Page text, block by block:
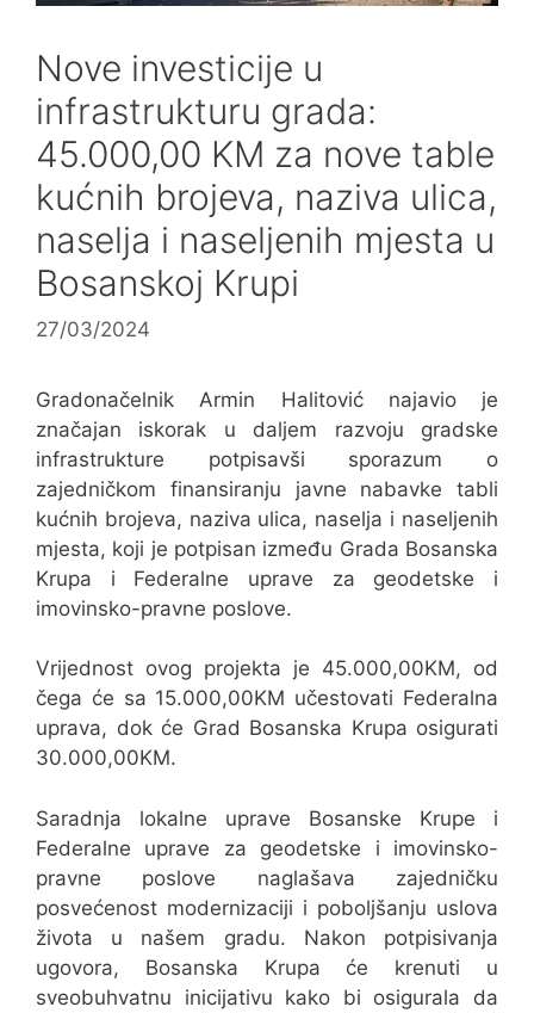
Nove investicije u
infrastrukturu grada:
45.000,00 KM za nove table
kućnih brojeva, naziva ulica,
naselja i naseljenih mjesta u
Bosanskoj Krupi
27/03/2024
Gradonačelnik Armin Halitović najavio je
značajan iskorak u daljem razvoju gradske
infrastrukture potpisavši sporazum o
zajedničkom finansiranju javne nabavke tabli
kućnih brojeva, naziva ulica, naselja i naseljenih
mjesta, koji je potpisan između Grada Bosanska
Krupa i Federalne uprave za geodetske i
imovinsko-pravne poslove.
Vrijednost ovog projekta je 45.000,00KM, od
čega će sa 15.000,00KM učestovati Federalna
uprava, dok će Grad Bosanska Krupa osigurati
30.000,00KM.
Saradnja lokalne uprave Bosanske Krupe i
Federalne uprave za geodetske i imovinsko-
pravne poslove naglašava zajedničku
posvećenost modernizaciji i poboljšanju uslova
života u našem gradu. Nakon potpisivanja
ugovora, Bosanska Krupa će krenuti u
sveobuhvatnu inicijativu kako bi osigurala da